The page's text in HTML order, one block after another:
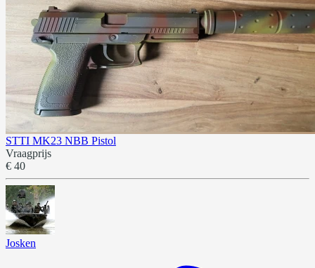
STTI MK23 NBB Pistol
Vraagprijs
€ 40
Josken